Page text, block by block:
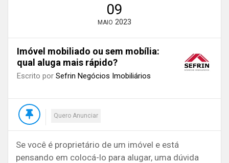
09
MAIO 2023
Imóvel mobiliado ou sem mobília:
qual aluga mais rápido?
Escrito por Sefrin Negócios Imobiliários
Quero Anunciar
Se você é proprietário de um imóvel e está
pensando em colocá-lo para alugar, uma dúvida